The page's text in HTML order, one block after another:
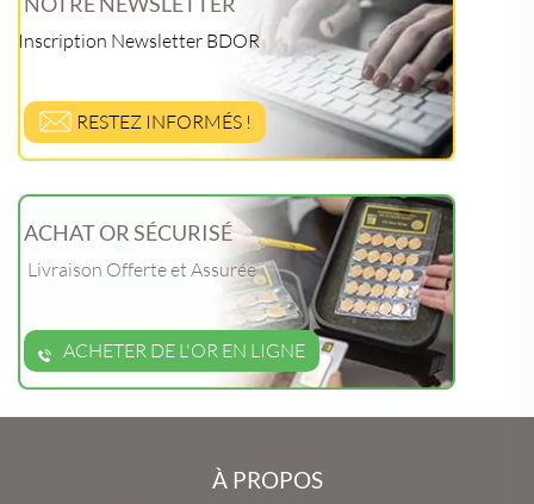
Inscription Newsletter BDOR
RESTEZ INFORMÉS !
ACHAT OR SÉCURISÉ
Livraison Offerte et Assurée
ACHETER DE L'OR EN LIGNE
À PROPOS